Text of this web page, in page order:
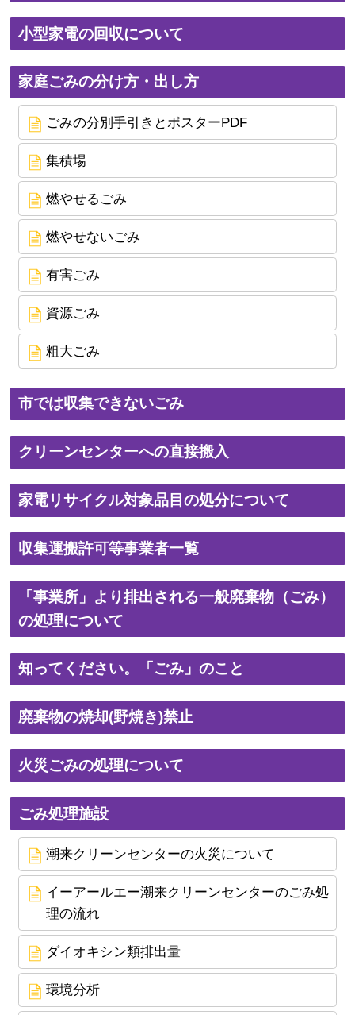
小型家電の回収について
家庭ごみの分け方・出し方
ごみの分別手引きとポスターPDF
集積場
燃やせるごみ
燃やせないごみ
有害ごみ
資源ごみ
粗大ごみ
市では収集できないごみ
クリーンセンターへの直接搬入
家電リサイクル対象品目の処分について
収集運搬許可等事業者一覧
「事業所」より排出される一般廃棄物（ごみ）
の処理について
知ってください。「ごみ」のこと
廃棄物の焼却(野焼き)禁止
火災ごみの処理について
ごみ処理施設
潮来クリーンセンターの火災について
イーアールエー潮来クリーンセンターのごみ処
理の流れ
ダイオキシン類排出量
環境分析